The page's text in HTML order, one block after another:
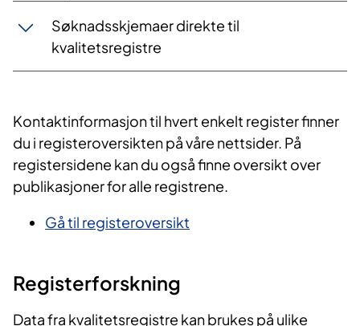
Søknadsskjemaer direkte til
kvalitetsregistre
Kontaktinformasjon til hvert enkelt register finner
du i registeroversikten på våre nettsider. På
registersidene kan du også finne oversikt over
publikasjoner for alle registrene.
Gå til registeroversikt
Registerforskning
Data fra kvalitetsregistre kan brukes på ulike